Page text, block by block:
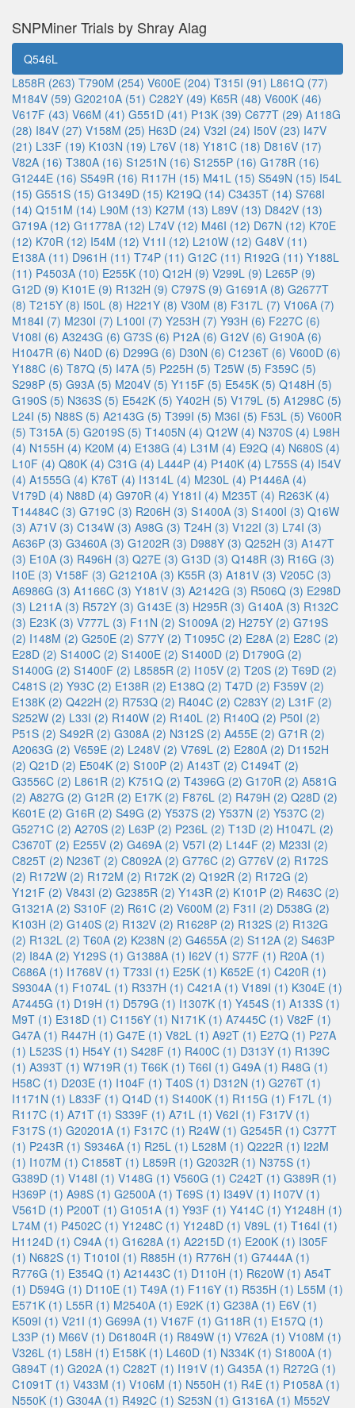
SNPMiner Trials by Shray Alag
Q546L
L858R (263) T790M (254) V600E (204) T315I (91) L861Q (77)
M184V (59) G20210A (51) C282Y (49) K65R (48) V600K (46)
V617F (43) V66M (41) G551D (41) P13K (39) C677T (29) A118G
(28) I84V (27) V158M (25) H63D (24) V32I (24) I50V (23) I47V
(21) L33F (19) K103N (19) L76V (18) Y181C (18) D816V (17)
V82A (16) T380A (16) S1251N (16) S1255P (16) G178R (16)
G1244E (16) S549R (16) R117H (15) M41L (15) S549N (15) I54L
(15) G551S (15) G1349D (15) K219Q (14) C3435T (14) S768I
(14) Q151M (14) L90M (13) K27M (13) L89V (13) D842V (13)
G719A (12) G11778A (12) L74V (12) M46I (12) D67N (12) K70E
(12) K70R (12) I54M (12) V11I (12) L210W (12) G48V (11)
E138A (11) D961H (11) T74P (11) G12C (11) R192G (11) Y188L
(11) P4503A (10) E255K (10) Q12H (9) V299L (9) L265P (9)
G12D (9) K101E (9) R132H (9) C797S (9) G1691A (8) G2677T
(8) T215Y (8) I50L (8) H221Y (8) V30M (8) F317L (7) V106A (7)
M184I (7) M230I (7) L100I (7) Y253H (7) Y93H (6) F227C (6)
V108I (6) A3243G (6) G73S (6) P12A (6) G12V (6) G190A (6)
H1047R (6) N40D (6) D299G (6) D30N (6) C1236T (6) V600D (6)
Y188C (6) T87Q (5) I47A (5) P225H (5) T25W (5) F359C (5)
S298P (5) G93A (5) M204V (5) Y115F (5) E545K (5) Q148H (5)
G190S (5) N363S (5) E542K (5) Y402H (5) V179L (5) A1298C (5)
L24I (5) N88S (5) A2143G (5) T399I (5) M36I (5) F53L (5) V600R
(5) T315A (5) G2019S (5) T1405N (4) Q12W (4) N370S (4) L98H
(4) N155H (4) K20M (4) E138G (4) L31M (4) E92Q (4) N680S (4)
L10F (4) Q80K (4) C31G (4) L444P (4) P140K (4) L755S (4) I54V
(4) A1555G (4) K76T (4) I1314L (4) M230L (4) P1446A (4)
V179D (4) N88D (4) G970R (4) Y181I (4) M235T (4) R263K (4)
T14484C (3) G719C (3) R206H (3) S1400A (3) S1400I (3) Q16W
(3) A71V (3) C134W (3) A98G (3) T24H (3) V122I (3) L74I (3)
A636P (3) G3460A (3) G1202R (3) D988Y (3) Q252H (3) A147T
(3) E10A (3) R496H (3) Q27E (3) G13D (3) Q148R (3) R16G (3)
I10E (3) V158F (3) G21210A (3) K55R (3) A181V (3) V205C (3)
A6986G (3) A1166C (3) Y181V (3) A2142G (3) R506Q (3) E298D
(3) L211A (3) R572Y (3) G143E (3) H295R (3) G140A (3) R132C
(3) E23K (3) V777L (3) F11N (2) S1009A (2) H275Y (2) G719S
(2) I148M (2) G250E (2) S77Y (2) T1095C (2) E28A (2) E28C (2)
E28D (2) S1400C (2) S1400E (2) S1400D (2) D1790G (2)
S1400G (2) S1400F (2) L8585R (2) I105V (2) T20S (2) T69D (2)
C481S (2) Y93C (2) E138R (2) E138Q (2) T47D (2) F359V (2)
E138K (2) Q422H (2) R753Q (2) R404C (2) C283Y (2) L31F (2)
S252W (2) L33I (2) R140W (2) R140L (2) R140Q (2) P50I (2)
P51S (2) S492R (2) G308A (2) N312S (2) A455E (2) G71R (2)
A2063G (2) V659E (2) L248V (2) V769L (2) E280A (2) D1152H
(2) Q21D (2) E504K (2) S100P (2) A143T (2) C1494T (2)
G3556C (2) L861R (2) K751Q (2) T4396G (2) G170R (2) A581G
(2) A827G (2) G12R (2) E17K (2) F876L (2) R479H (2) Q28D (2)
K601E (2) G16R (2) S49G (2) Y537S (2) Y537N (2) Y537C (2)
G5271C (2) A270S (2) L63P (2) P236L (2) T13D (2) H1047L (2)
C3670T (2) E255V (2) G469A (2) V57I (2) L144F (2) M233I (2)
C825T (2) N236T (2) C8092A (2) G776C (2) G776V (2) R172S
(2) R172W (2) R172M (2) R172K (2) Q192R (2) R172G (2)
Y121F (2) V843I (2) G2385R (2) Y143R (2) K101P (2) R463C (2)
G1321A (2) S310F (2) R61C (2) V600M (2) F31I (2) D538G (2)
K103H (2) G140S (2) R132V (2) R1628P (2) R132S (2) R132G
(2) R132L (2) T60A (2) K238N (2) G4655A (2) S112A (2) S463P
(2) I84A (2) Y129S (1) G1388A (1) I62V (1) S77F (1) R20A (1)
C686A (1) I1768V (1) T733I (1) E25K (1) K652E (1) C420R (1)
S9304A (1) F1074L (1) R337H (1) C421A (1) V189I (1) K304E (1)
A7445G (1) D19H (1) D579G (1) I1307K (1) Y454S (1) A133S (1)
M9T (1) E318D (1) C1156Y (1) N171K (1) A7445C (1) V82F (1)
G47A (1) R447H (1) G47E (1) V82L (1) A92T (1) E27Q (1) P27A
(1) L523S (1) H54Y (1) S428F (1) R400C (1) D313Y (1) R139C
(1) A393T (1) W719R (1) T66K (1) T66I (1) G49A (1) R48G (1)
H58C (1) D203E (1) I104F (1) T40S (1) D312N (1) G276T (1)
I1171N (1) L833F (1) Q14D (1) S1400K (1) R115G (1) F17L (1)
R117C (1) A71T (1) S339F (1) A71L (1) V62I (1) F317V (1)
F317S (1) G20201A (1) F317C (1) R24W (1) G2545R (1) C377T
(1) P243R (1) S9346A (1) R25L (1) L528M (1) Q222R (1) I22M
(1) I107M (1) C1858T (1) L859R (1) G2032R (1) N375S (1)
G389D (1) V148I (1) V148G (1) V560G (1) C242T (1) G389R (1)
H369P (1) A98S (1) G2500A (1) T69S (1) I349V (1) I107V (1)
V561D (1) P200T (1) G1051A (1) Y93F (1) Y414C (1) Y1248H (1)
L74M (1) P4502C (1) Y1248C (1) Y1248D (1) V89L (1) T164I (1)
H1124D (1) C94A (1) G1628A (1) A2215D (1) E200K (1) I305F
(1) N682S (1) T1010I (1) R885H (1) R776H (1) G7444A (1)
R776G (1) E354Q (1) A21443C (1) D110H (1) R620W (1) A54T
(1) D594G (1) D110E (1) T49A (1) F116Y (1) R535H (1) L55M (1)
E571K (1) L55R (1) M2540A (1) E92K (1) G238A (1) E6V (1)
K509I (1) V21I (1) G699A (1) V167F (1) G118R (1) E157Q (1)
L33P (1) M66V (1) D61804R (1) R849W (1) V762A (1) V108M (1)
V326L (1) L58H (1) E158K (1) L460D (1) N334K (1) S1800A (1)
G894T (1) G202A (1) C282T (1) I191V (1) G435A (1) R272G (1)
C1091T (1) V433M (1) V106M (1) N550H (1) R4E (1) P1058A (1)
N550K (1) G304A (1) R492C (1) S253N (1) G1316A (1) M552V